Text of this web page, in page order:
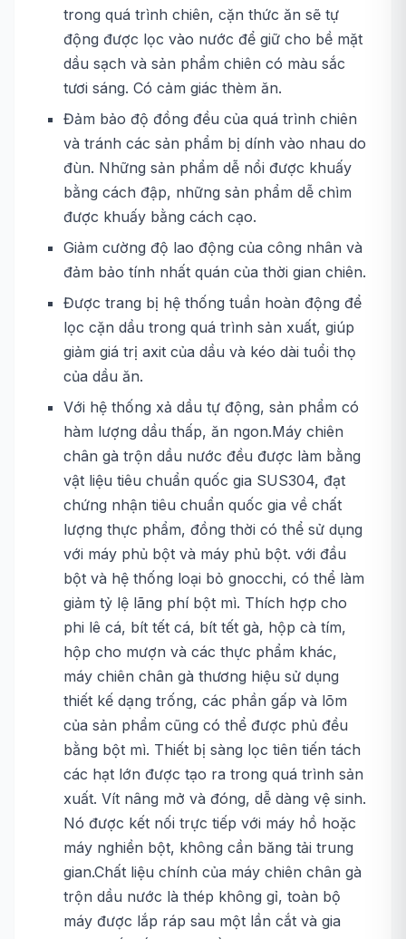
trong quá trình chiên, cặn thức ăn sẽ tự
động được lọc vào nước để giữ cho bề mặt
dầu sạch và sản phẩm chiên có màu sắc
tươi sáng. Có cảm giác thèm ăn.
Đảm bảo độ đồng đều của quá trình chiên
và tránh các sản phẩm bị dính vào nhau do
đùn. Những sản phẩm dễ nổi được khuấy
bằng cách đập, những sản phẩm dễ chìm
được khuấy bằng cách cạo.
Giảm cường độ lao động của công nhân và
đảm bảo tính nhất quán của thời gian chiên.
Được trang bị hệ thống tuần hoàn động để
lọc cặn dầu trong quá trình sản xuất, giúp
giảm giá trị axit của dầu và kéo dài tuổi thọ
của dầu ăn.
Với hệ thống xả dầu tự động, sản phẩm có
hàm lượng dầu thấp, ăn ngon.Máy chiên
chân gà trộn dầu nước đều được làm bằng
vật liệu tiêu chuẩn quốc gia SUS304, đạt
chứng nhận tiêu chuẩn quốc gia về chất
lượng thực phẩm, đồng thời có thể sử dụng
với máy phủ bột và máy phủ bột. với đầu
bột và hệ thống loại bỏ gnocchi, có thể làm
giảm tỷ lệ lãng phí bột mì. Thích hợp cho
phi lê cá, bít tết cá, bít tết gà, hộp cà tím,
hộp cho mượn và các thực phẩm khác,
máy chiên chân gà thương hiệu sử dụng
thiết kế dạng trống, các phần gấp và lõm
của sản phẩm cũng có thể được phủ đều
bằng bột mì. Thiết bị sàng lọc tiên tiến tách
các hạt lớn được tạo ra trong quá trình sản
xuất. Vít nâng mở và đóng, dễ dàng vệ sinh.
Nó được kết nối trực tiếp với máy hồ hoặc
máy nghiền bột, không cần băng tải trung
gian.Chất liệu chính của máy chiên chân gà
trộn dầu nước là thép không gỉ, toàn bộ
máy được lắp ráp sau một lần cắt và gia